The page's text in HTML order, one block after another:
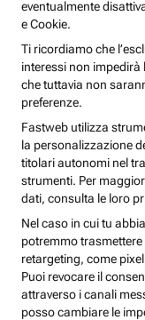
eventualmente
e Cookie.
Ti ricordiamo che
interessi non
che tuttavia non
preferenze.
Fastweb utilizza
la personalizzazione
titolari autonomi nel
strumenti. Per
dati, consulta le loro
Nel caso in cui tu
potremmo
retargeting, come
Puoi revocare il
attraverso i canali
posso cambiare le